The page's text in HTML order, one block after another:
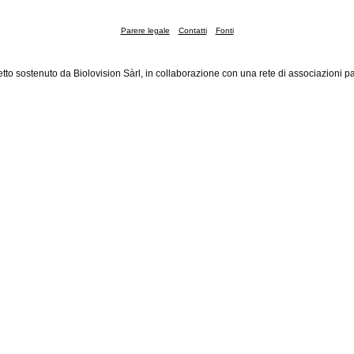
Parere legale Contatti Fonti
sostenuto da Biolovision Sàrl, in collaborazione con una rete di associazioni